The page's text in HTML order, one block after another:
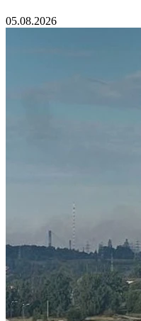
05.08.2026